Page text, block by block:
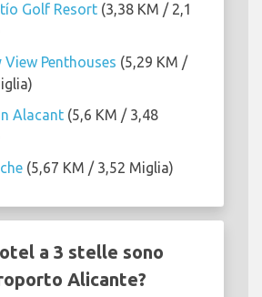
Golf Resort (3,38 KM / 2,1
Penthouses (5,29 KM /
Alacant (5,6 KM / 3,48
(5,67 KM / 3,52 Miglia)
a 3 stelle sono
Alicante?